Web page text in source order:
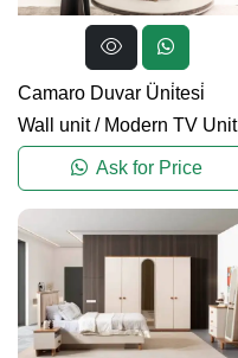
Camaro Duvar Üni̇tesi̇
Wall unit/ Modern TV Unit
Ask for Price